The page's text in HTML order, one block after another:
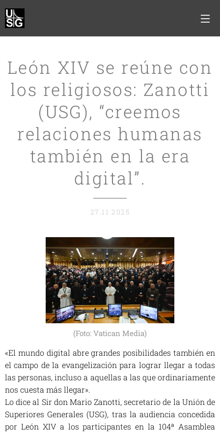
León XIV se reúne con
los religiosos: Zanotti
(USG), “creemos
relaciones humanas
también en la era
digital”.
27.11.2025
(Foto: Vatican Media)
«El mundo digital abre grandes posibilidades también en
el campo de la evangelización para lograr llegar a todas
las personas, incluso a aquellas a las que ordinariamente
nos cuesta más llegar».
Lo dice al Sir don Mario Zanotti, secretario de la Unión de
Superiores Generales (USG), tras la audiencia concedida
por León XIV a los participantes en la 104ª Asamblea